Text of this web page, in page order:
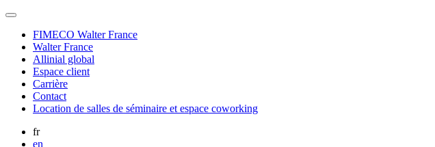
FIMECO Walter France
Walter France
Allinial global
Espace client
Carrière
Contact
Location de salles de séminaire et espace coworking
fr
en